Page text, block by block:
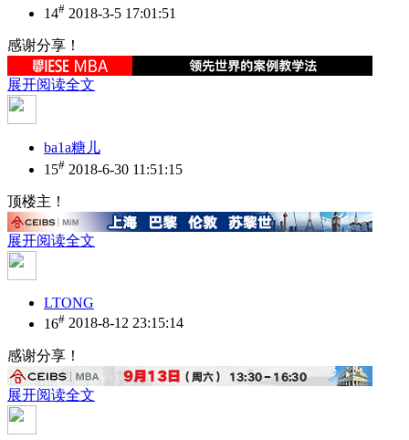
14# 2018-3-5 17:01:51
感谢分享！
展开阅读全文
ba1a糖儿
15# 2018-6-30 11:51:15
顶楼主！
展开阅读全文
LTONG
16# 2018-8-12 23:15:14
感谢分享！
展开阅读全文